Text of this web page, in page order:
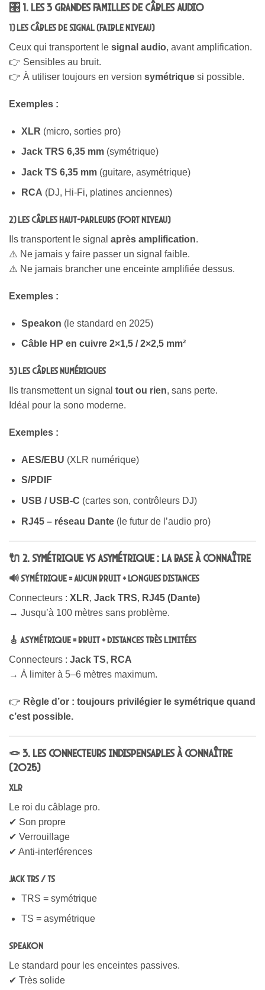
🎛️ 1. Les 3 grandes familles de câbles audio
1) Les câbles de signal (faible niveau)
Ceux qui transportent le signal audio, avant amplification.
👉 Sensibles au bruit.
👉 À utiliser toujours en version symétrique si possible.
Exemples :
XLR (micro, sorties pro)
Jack TRS 6,35 mm(symétrique)
Jack TS 6,35 mm(guitare, asymétrique)
RCA (DJ, Hi-Fi, platines anciennes)
2) Les câbles haut-parleurs (fort niveau)
Ils transportent le signal après amplification.
⚠️ Ne jamais y faire passer un signal faible.
⚠️ Ne jamais brancher une enceinte amplifiée dessus.
Exemples :
Speakon (le standard en 2025)
Câble HP en cuivre 2×1,5 / 2×2,5 mm²
3) Les câbles numériques
Ils transmettent un signal tout ou rien, sans perte.
Idéal pour la sono moderne.
Exemples :
AES/EBU (XLR numérique)
S/PDIF
USB / USB-C (cartes son, contrôleurs DJ)
RJ45 – réseau Dante(le futur de l’audio pro)
🔌 2. Symétrique vs asymétrique : la base à connaître
🔊 Symétrique = aucun bruit + longues distances
Connecteurs : XLR, Jack TRS, RJ45 (Dante)
→ Jusqu’à 100 mètres sans problème.
🎸 Asymétrique = bruit + distances très limitées
Connecteurs : Jack TS, RCA
→ À limiter à 5–6 mètres maximum.
👉 Règle d’or : toujours privilégier le symétrique quand
c’est possible.
🪢 3. Les connecteurs indispensables à connaître
(2025)
XLR
Le roi du câblage pro.
✔ Son propre
✔ Verrouillage
✔ Anti-interférences
Jack TRS / TS
TRS = symétrique
TS = asymétrique
Speakon
Le standard pour les enceintes passives.
✔ Très solide